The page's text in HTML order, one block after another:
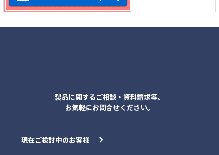
製品に関するご相談・資料請求等、
お気軽にお問合せください。
現在ご検討中のお客様